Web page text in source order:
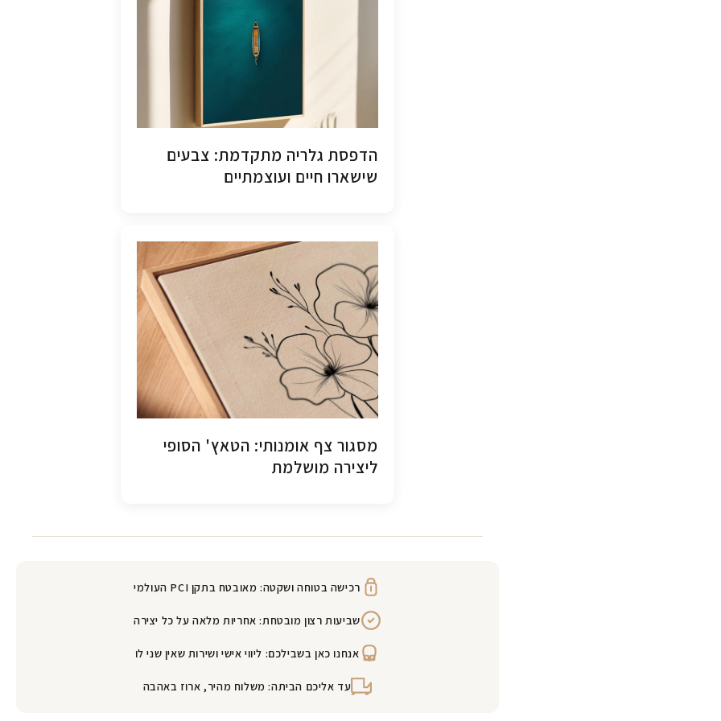
הדפסת גלריה מתקדמת: צבעים
שישארו חיים ועוצמתיים
מסגור צף אומנותי: הטאץ' הסופי
ליצירה מושלמת
רכישה בטוחה ושקטה: מאובטח בתקן PCI העולמי
שביעות רצון מובטחת: אחריות מלאה על כל יצירה
אנחנו כאן בשבילכם: ליווי אישי ושירות שאין שני לו
עד אליכם הביתה: משלוח מהיר, ארוז באהבה